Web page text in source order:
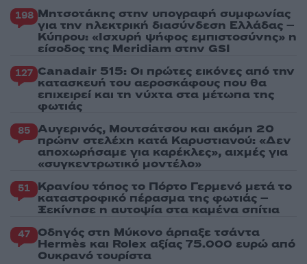
198 Μητσοτάκης στην υπογραφή συμφωνίας
για την ηλεκτρική διασύνδεση Ελλάδας –
Κύπρου: «Ισχυρή ψήφος εμπιστοσύνης» η
είσοδος της Meridiam στην GSI
127 Canadair 515: Οι πρώτες εικόνες από την
κατασκευή του αεροσκάφους που θα
επιχειρεί και τη νύχτα στα μέτωπα της
φωτιάς
85 Αυγερινός, Μουτσάτσου και ακόμη 20
πρώην στελέχη κατά Καρυστιανού: «Δεν
αποχωρήσαμε για καρέκλες», αιχμές για
«συγκεντρωτικό μοντέλο»
51 Κρανίου τόπος το Πόρτο Γερμενό μετά το
καταστροφικό πέρασμα της φωτιάς –
Ξεκίνησε η αυτοψία στα καμένα σπίτια
47 Οδηγός στη Μύκονο άρπαξε τσάντα
Hermès και Rolex αξίας 75.000 ευρώ από
Ουκρανό τουρίστα